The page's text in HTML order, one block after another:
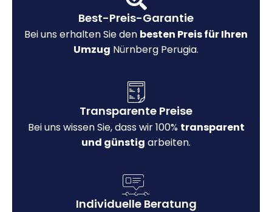
Best-Preis-Garantie
Bei uns erhalten Sie den besten Preis für Ihren
Umzug Nürnberg Perugia.
Transparente Preise
Bei uns wissen Sie, dass wir 100% transparent
und günstig arbeiten.
Individuelle Beratung